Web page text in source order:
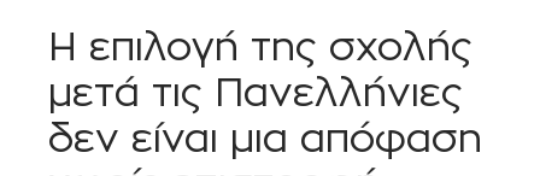
Η επιλογή της σχολής
μετά τις Πανελλήνιες
δεν είναι μια απόφαση